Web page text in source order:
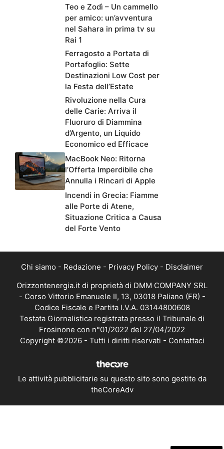
Teo e Zodì – Un cammello
per amico: un’avventura
nel Sahara in prima tv su
Rai 1
Ferragosto a Portata di
Portafoglio: Sette
Destinazioni Low Cost per
la Festa dell’Estate
Rivoluzione nella Cura
delle Carie: Arriva il
Fluoruro di Diammina
d’Argento, un Liquido
Economico ed Efficace
MacBook Neo: Ritorna
l’Offerta Imperdibile che
Annulla i Rincari di Apple
Incendi in Grecia: Fiamme
alle Porte di Atene,
Situazione Critica a Causa
del Forte Vento
Chi siamo - Redazione - Privacy Policy - Disclaimer
Orizzontenergia.it di proprietà di DMM COMPANY SRL
- Corso Vittorio Emanuele II, 13, 03018 Paliano (FR) -
Codice Fiscale e Partita I.V.A. 03144800608
Testata Giornalistica registrata presso il Tribunale di
Frosinone con n°01/2022 del 27/04/2022
Copyright ©2026 - Tutti i diritti riservati - Contattaci
Le attività pubblicitarie su questo sito sono gestite da
theCoreAdv